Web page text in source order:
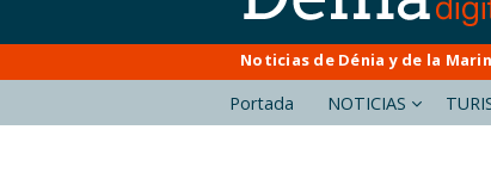
Noticias de Dénia y de la
Portada NOTICIAS